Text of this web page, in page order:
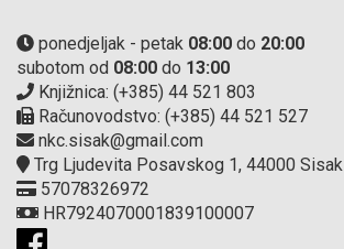
ponedjeljak - petak 08:00 do 20:00
subotom od 08:00 do 13:00
Knjižnica: (+385) 44 521 803
Računovodstvo: (+385) 44 521 527
nkc.sisak@gmail.com
Trg Ljudevita Posavskog 1, 44000 Sisak
57078326972
HR7924070001839100007